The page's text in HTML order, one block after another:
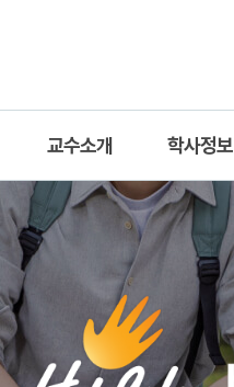
교수소개
교수
학사정보
학사일정
교과과정